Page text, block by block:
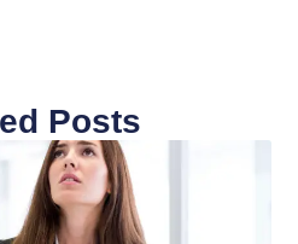
Posts